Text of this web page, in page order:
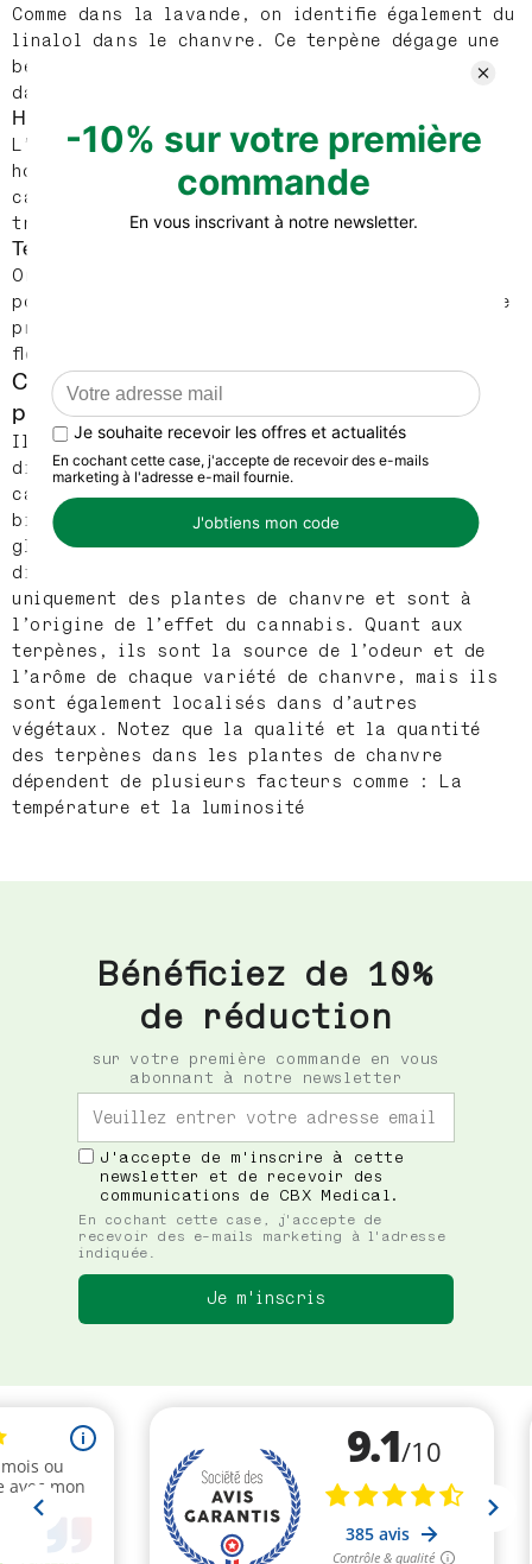
Comme dans la lavande, on identifie également du
linalol dans le chanvre. Ce terpène dégage une
belle odeur florale. Ce terpène est identifié
dans la variété Do si Dos.
Humulène
L’humulène est le terpène prédominant dans le
houblon. Il est également présent dans le
cannabis, la sauge ou encore le basilic. On le
trouve dans la variété Gelato.
Terpinolène
On trouve du terpinolène dans le romarin, les
pommes, les conifères et le chanvre. Ce terpène
produit une odeur d’herbes fraîches et de
fleurs. L’Amnesia Haze contient du terpinolène.
Comment les terpènes sont-ils extraits de la
plante de chanvre ?
Il convient en premier lieu de bien faire la
différence entre les terpènes et les
cannabinoïdes (CBD, THC, CBG, etc.). Ce sont
bien deux molécules produites par la même
glande, mais elles sont complètement
différentes. Les cannabinoïdes proviennent
uniquement des plantes de chanvre et sont à
l’origine de l’effet du cannabis. Quant aux
terpènes, ils sont la source de l’odeur et de
l’arôme de chaque variété de chanvre, mais ils
sont également localisés dans d’autres
végétaux. Notez que la qualité et la quantité
des terpènes dans les plantes de chanvre
dépendent de plusieurs facteurs comme : La
température et la luminosité
Bénéficiez de 10%
de réduction
sur votre première commande en vous
abonnant à notre newsletter
J'accepte de m'inscrire à cette
newsletter et de recevoir des
communications de CBX Medical.
En cochant cette case, j'accepte de
recevoir des e-mails marketing à l'adresse
indiquée.
Je m'inscris